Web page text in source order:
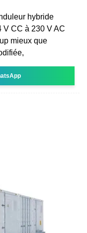
hybride
V CC à 230 V AC
mieux que